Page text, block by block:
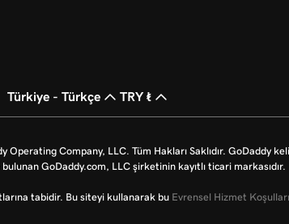
Türkiye - Türkçe TRY ₺
Operating Company, LLC. Tüm Hakları Saklıdır. GoDaddy
bulunan GoDaddy.com, LLC şirketinin kayıtlı ticari markasıdır.
tabidir. Bu siteyi kullanarak bu Evrensel Hizmet